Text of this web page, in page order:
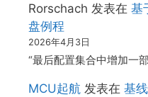
Rorschach 发表在 基
盘例程
2026年4月3日
“最后配置集合中增加一
MCU起航 发表在 基